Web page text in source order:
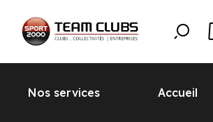
Nos services Accueil